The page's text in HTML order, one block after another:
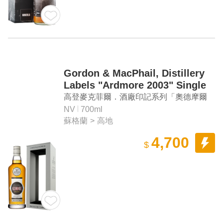
Gordon & MacPhail, Distillery
Labels "Ardmore 2003" Single
Malt Scotch Whisky
高登麥克菲爾．酒廠印記系列「奧德摩爾
2003」單一麥芽蘇格蘭威士忌
NV
700ml
蘇格蘭 > 高地
$ 4,700